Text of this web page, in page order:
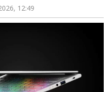
12:49